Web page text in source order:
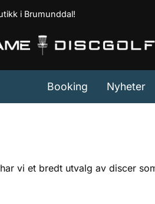
i Brumunddal!
Booking Nyheter
vi et bredt utvalg av discer